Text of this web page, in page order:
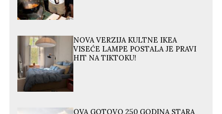
NOVA VERZIJA KULTNE IKEA
VISEĆE LAMPE POSTALA JE PRAVI
HIT NA TIKTOKU!
OVA GOTOVO 250 GODINA STARA